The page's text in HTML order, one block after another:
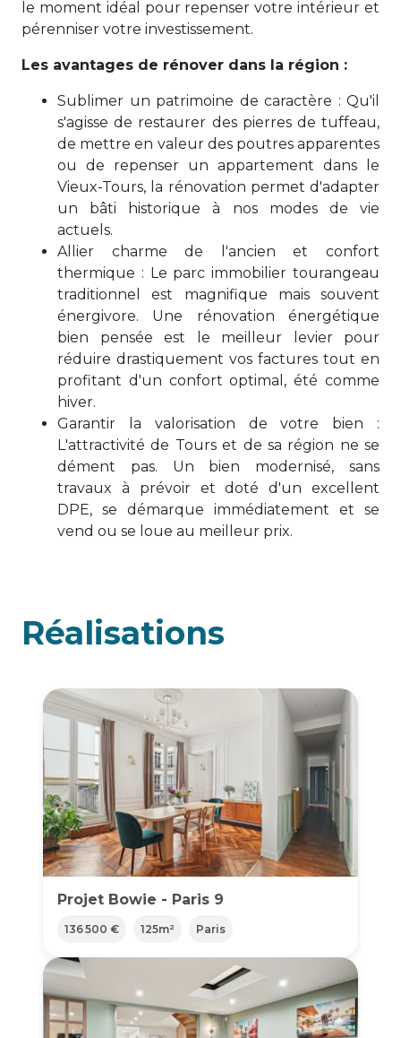
le moment idéal pour repenser votre intérieur et
pérenniser votre investissement.
Les avantages de rénover dans la région :
Sublimer un patrimoine de caractère : Qu'il
s'agisse de restaurer des pierres de tuffeau,
de mettre en valeur des poutres apparentes
ou de repenser un appartement dans le
Vieux-Tours, la rénovation permet d'adapter
un bâti historique à nos modes de vie
actuels.
Allier charme de l'ancien et confort
thermique : Le parc immobilier tourangeau
traditionnel est magnifique mais souvent
énergivore. Une rénovation énergétique
bien pensée est le meilleur levier pour
réduire drastiquement vos factures tout en
profitant d'un confort optimal, été comme
hiver.
Garantir la valorisation de votre bien :
L'attractivité de Tours et de sa région ne se
dément pas. Un bien modernisé, sans
travaux à prévoir et doté d'un excellent
DPE, se démarque immédiatement et se
vend ou se loue au meilleur prix.
Réalisations
Projet Bowie - Paris 9
136 500 € 125m² Paris